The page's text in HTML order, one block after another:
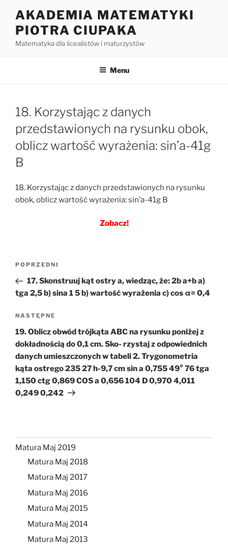
treści
AKADEMIA MATEMATYKI
PIOTRA CIUPAKA
Matematyka dla licealistów i maturzystów
Menu
18. Korzystając z danych
przedstawionych na rysunku obok,
oblicz wartość wyrażenia: sin’a-41g
B
18. Korzystając z danych przedstawionych na rysunku
obok, oblicz wartość wyrażenia: sin’a-41g B
Zobacz!
Nawigacja
Poprzedni
wpis
POPRZEDNI
17. Skonstruuj kąt ostry a, wiedząc, że: 2b a+b a)
tga 2,5 b) sina 1 5 b) wartość wyrażenia c) cos α= 0,4
Następny
wpis
NASTĘPNE
19. Oblicz obwód trójkąta ABC na rysunku poniżej z
dokładnością do 0,1 cm. Sko- rzystaj z odpowiednich
danych umieszczonych w tabeli 2. Trygonometria
kąta ostrego 235 27 h-9,7 cm sin a 0,755 49° 76 tga
1,150 ctg 0,869 COS a 0,656 104 D 0,970 4,011
0,249 0,242
Matura Maj 2019
Matura Maj 2018
Matura Maj 2017
Matura Maj 2016
Matura Maj 2015
Matura Maj 2014
Matura Maj 2013